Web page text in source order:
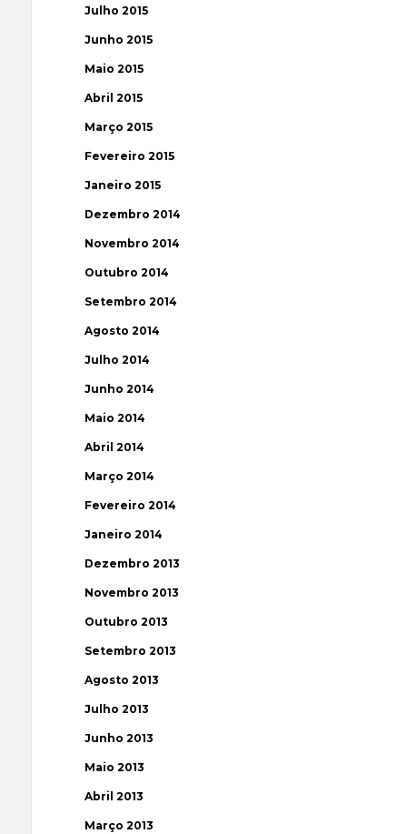
Julho 2015
Junho 2015
Maio 2015
Abril 2015
Março 2015
Fevereiro 2015
Janeiro 2015
Dezembro 2014
Novembro 2014
Outubro 2014
Setembro 2014
Agosto 2014
Julho 2014
Junho 2014
Maio 2014
Abril 2014
Março 2014
Fevereiro 2014
Janeiro 2014
Dezembro 2013
Novembro 2013
Outubro 2013
Setembro 2013
Agosto 2013
Julho 2013
Junho 2013
Maio 2013
Abril 2013
Março 2013